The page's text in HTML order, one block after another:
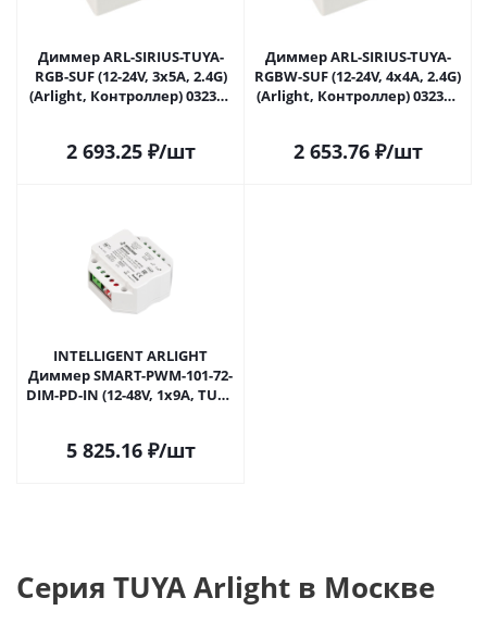
Диммер ARL-SIRIUS-TUYA-
RGB-SUF (12-24V, 3x5A, 2.4G)
(Arlight, Контроллер) 032344
2 693.25₽/шт
Диммер ARL-SIRIUS-TUYA-
RGBW-SUF (12-24V, 4x4A, 2.4G)
(Arlight, Контроллер) 032345
2 653.76₽/шт
INTELLIGENT ARLIGHT
Диммер SMART-PWM-101-72-
DIM-PD-IN (12-48V, 1x9A, TUYA
Москве
5 825.16₽/шт
Серия TUYA Arlight в Москве